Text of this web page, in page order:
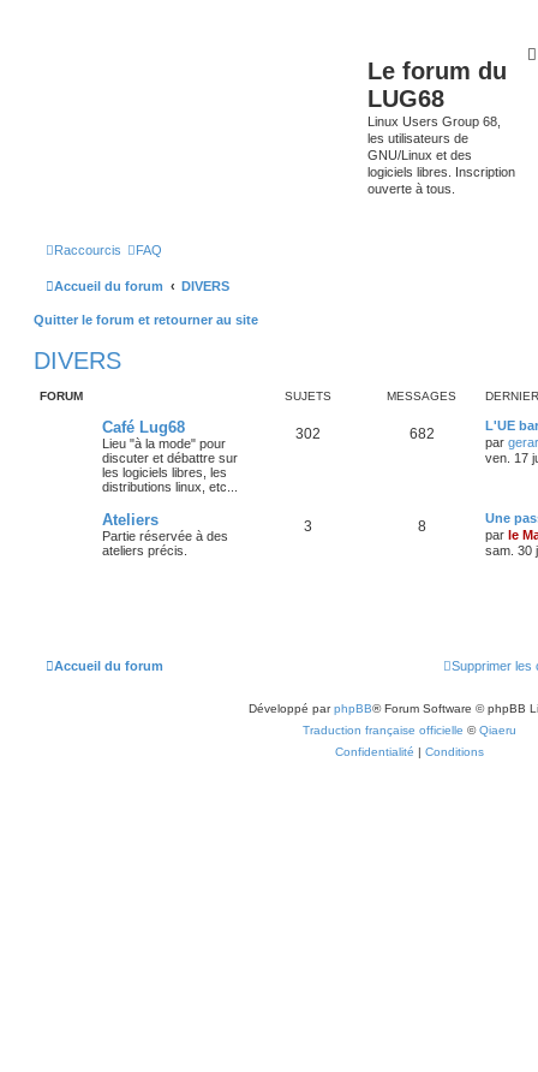
Le forum du
LUG68
Linux Users Group 68,
les utilisateurs de
GNU/Linux et des
logiciels libres. Inscription
ouverte à tous.
Raccourcis FAQ
Accueil du forum DIVERS
Quitter le forum et retourner au site
DIVERS
FORUM SUJETS MESSAGES
Café Lug68
Lieu "à la mode" pour
discuter et débattre sur
les logiciels libres, les
distributions linux, etc...
302 682
L'UE
par
ven. 17
Ateliers
Partie réservée à des
ateliers précis.
3 8
Une
par le
sam. 30
Accueil du forum Supprimer les
Développé parphpBB® Forum Software © phpBB
Traduction française officielle ©Qiaeru
Confidentialité | Conditions